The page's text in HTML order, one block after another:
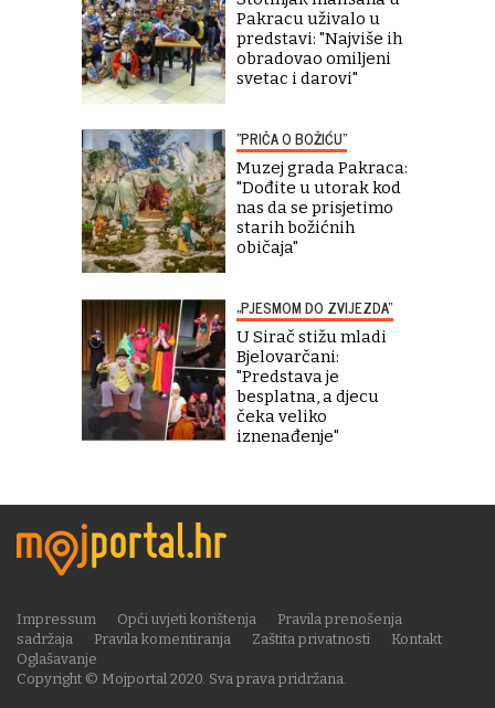
Pakracu uživalo u
predstavi: "Najviše ih
obradovao omiljeni
svetac i darovi"
"PRIČA O BOŽIĆU"
Muzej grada Pakraca:
"Dođite u utorak kod
nas da se prisjetimo
starih božićnih
običaja"
„PJESMOM DO ZVIJEZDA“
U Sirač stižu mladi
Bjelovarčani:
"Predstava je
besplatna, a djecu
čeka veliko
iznenađenje"
Copyright © Mojportal 2020. Sva prava pridržana.
Impressum Opći uvjeti korištenja
Pravila prenošenja
sadržaja
Pravila komentiranja Zaštita privatnosti
Kontakt
Oglašavanje